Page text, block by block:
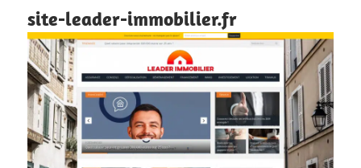
site-leader-immobilier.fr